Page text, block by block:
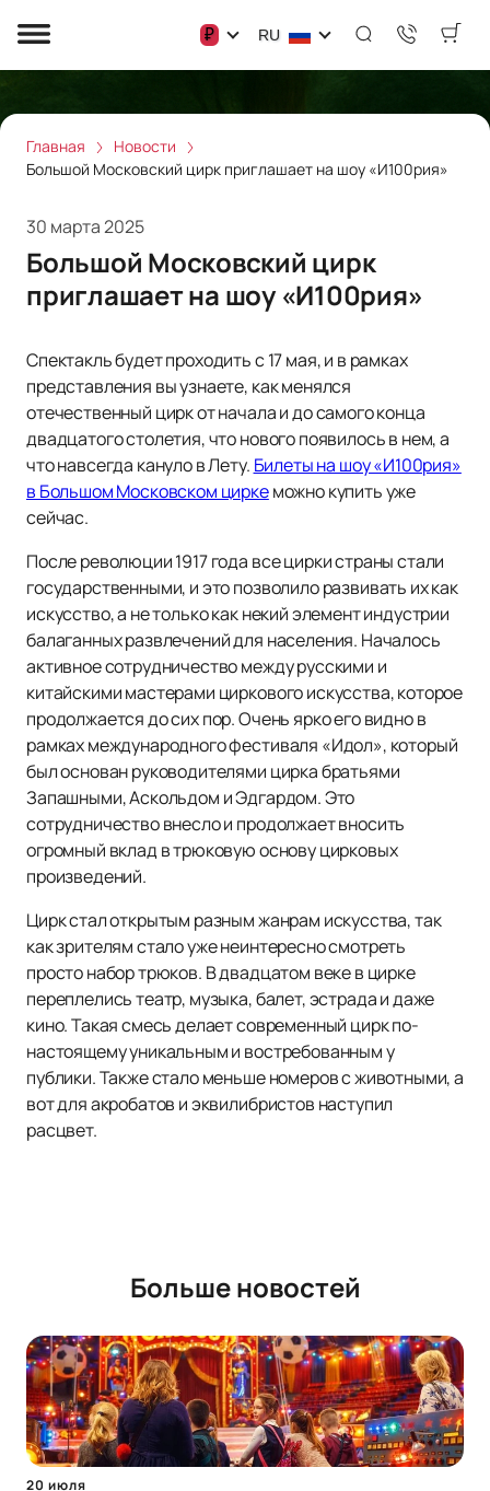
₽ RU
Главная
Новости
Большой Московский цирк приглашает на шоу «И100рия»
30 марта 2025
Большой Московский цирк
приглашает на шоу «И100рия»
Спектакль будет проходить с 17 мая, и в рамках
представления вы узнаете, как менялся
отечественный цирк от начала и до самого конца
двадцатого столетия, что нового появилось в нем, а
что навсегда кануло в Лету. Билеты на шоу «И100рия»
в Большом Московском циркеможно купить уже
сейчас.
После революции 1917 года все цирки страны стали
государственными, и это позволило развивать их как
искусство, а не только как некий элемент индустрии
балаганных развлечений для населения. Началось
активное сотрудничество между русскими и
китайскими мастерами циркового искусства, которое
продолжается до сих пор. Очень ярко его видно в
рамках международного фестиваля «Идол», который
был основан руководителями цирка братьями
Запашными, Аскольдом и Эдгардом. Это
сотрудничество внесло и продолжает вносить
огромный вклад в трюковую основу цирковых
произведений.
Цирк стал открытым разным жанрам искусства, так
как зрителям стало уже неинтересно смотреть
просто набор трюков. В двадцатом веке в цирке
переплелись театр, музыка, балет, эстрада и даже
кино. Такая смесь делает современный цирк по-
настоящему уникальным и востребованным у
публики. Также стало меньше номеров с животными, а
вот для акробатов и эквилибристов наступил
расцвет.
Больше новостей
20 июля